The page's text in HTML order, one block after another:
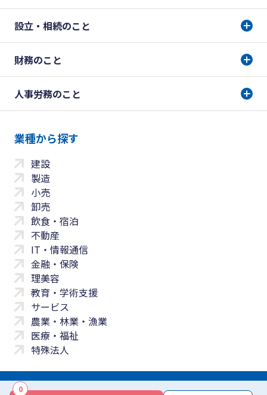
0
設立・相続のこと
財務のこと
人事労務のこと
業種から探す
建設
製造
小売
卸売
飲食・宿泊
不動産
IT・情報通信
金融・保険
理美容
教育・学術支援
サービス
農業・林業・漁業
医療・福祉
特殊法人